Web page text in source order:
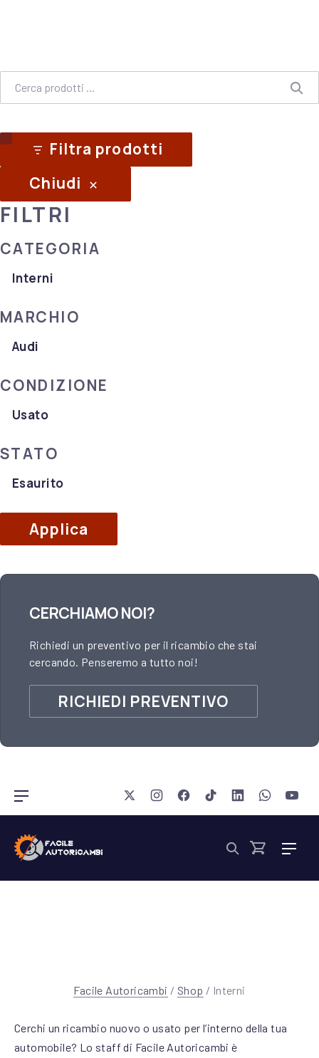
Filtra prodotti
Chiudi
FILTRI
CATEGORIA
Categoria
Interni
MARCHIO
Marchio
Audi
CONDIZIONE
Condizione
Usato
STATO
Stato
Esaurito
Applica
CERCHIAMO NOI?
Richiedi un preventivo per il ricambio che stai
cercando. Penseremo a tutto noi!
RICHIEDI PREVENTIVO
Navigazione barra
New Window
New Window
New Window
New Window
New Window
New New
Cart
I
r
i
Facile Autoricambi / Shop / Interni
Cerchi un ricambio nuovo o usato per l’interno della tua
automobile? Lo staff di Facile Autoricambi è